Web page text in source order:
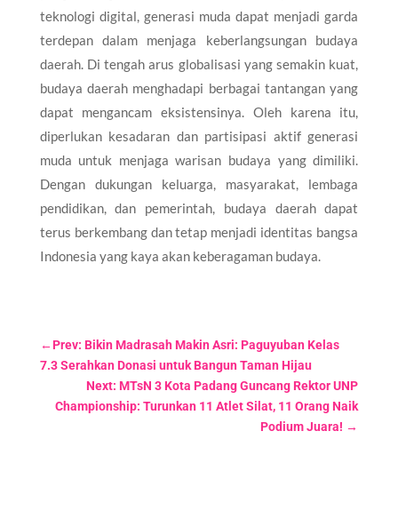
teknologi digital, generasi muda dapat menjadi garda
terdepan dalam menjaga keberlangsungan budaya
daerah. Di tengah arus globalisasi yang semakin kuat,
budaya daerah menghadapi berbagai tantangan yang
dapat mengancam eksistensinya. Oleh karena itu,
diperlukan kesadaran dan partisipasi aktif generasi
muda untuk menjaga warisan budaya yang dimiliki.
Dengan dukungan keluarga, masyarakat, lembaga
pendidikan, dan pemerintah, budaya daerah dapat
terus berkembang dan tetap menjadi identitas bangsa
Indonesia yang kaya akan keberagaman budaya.
←Prev: Bikin Madrasah Makin Asri: Paguyuban Kelas
7.3 Serahkan Donasi untuk Bangun Taman Hijau
Next: MTsN 3 Kota Padang Guncang Rektor UNP
Championship: Turunkan 11 Atlet Silat, 11 Orang Naik
Podium Juara! →